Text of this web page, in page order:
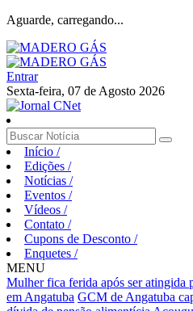
Aguarde, carregando...
Entrar
Sexta-feira, 07 de Agosto 2026
Início /
Edições /
Notícias /
Eventos /
Vídeos /
Contato /
Cupons de Desconto /
Enquetes /
MENU
Mulher fica ferida após ser atingida
em Angatuba GCM de Angatuba